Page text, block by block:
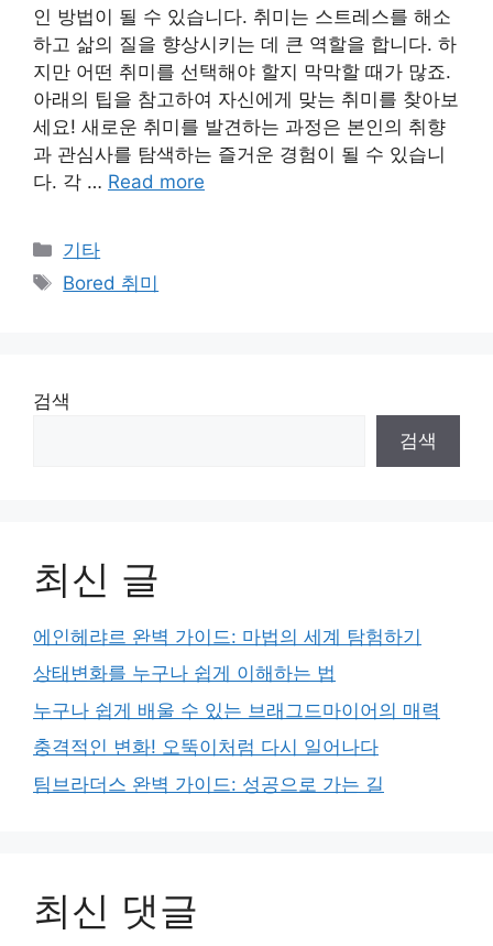
인 방법이 될 수 있습니다. 취미는 스트레스를 해소
하고 삶의 질을 향상시키는 데 큰 역할을 합니다. 하
지만 어떤 취미를 선택해야 할지 막막할 때가 많죠.
아래의 팁을 참고하여 자신에게 맞는 취미를 찾아보
세요! 새로운 취미를 발견하는 과정은 본인의 취향
과 관심사를 탐색하는 즐거운 경험이 될 수 있습니
다. 각 … Read more
Categories
기타
Tags
Bored 취미
검색
검색
최신 글
에인헤랴르 완벽 가이드: 마법의 세계 탐험하기
상태변화를 누구나 쉽게 이해하는 법
누구나 쉽게 배울 수 있는 브래그드마이어의 매력
충격적인 변화! 오뚝이처럼 다시 일어나다
팀브라더스 완벽 가이드: 성공으로 가는 길
최신 댓글